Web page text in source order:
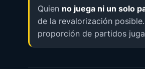
Quien no juega ni un solo
de la revalorización
proporción de partidos